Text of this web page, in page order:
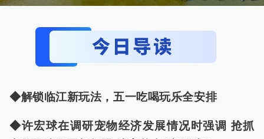
◆解锁临江新玩法，五一吃喝玩乐全安排
◆许宏球在调研宠物经济发展情况时强调 抢抓